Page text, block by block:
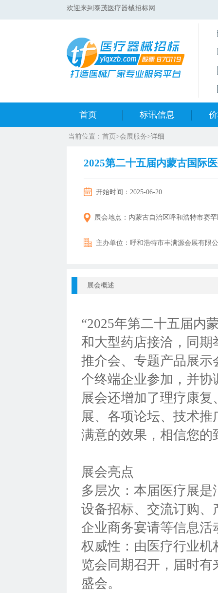
欢迎来到泰茂医疗器械招标网
首页 标讯信息
集采标讯动态
集采标讯项目
医院标讯动态
开
当前位置： 首页 >会展服务>详细
2025第二十五届内蒙古国际
开始时间： 2025-06-20
展会地点： 内蒙古自治区呼和浩特市赛
主办单位： 呼和浩特市丰满源会展有限
展会概述
“2025年第二十五届内
和大型药店接洽，同
推介会、专题产品展示
个终端企业参加，并
展会还增加了理疗康
展、各项论坛、技术
满意的效果，相信您
展会亮点
多层次：本届医疗展
设备招标、交流订购
企业商务宴请等信息
权威性：由医疗行业
览会同期召开，届时
盛会。